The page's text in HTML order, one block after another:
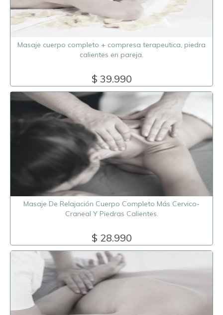
Masaje cuerpo completo + compresa terapeutica, piedra
calientes en pareja.
$ 39.990
Masaje De Relajación Cuerpo Completo Más Cervico-
Craneal Y Piedras Calientes.
$ 28.990